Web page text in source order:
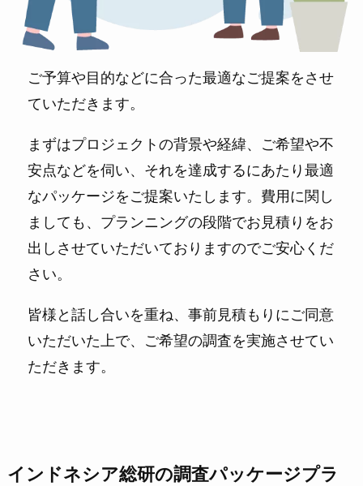
ご予算や目的などに合った最適なご提案をさせ
ていただきます。
まずはプロジェクトの背景や経緯、ご希望や不
安点などを伺い、それを達成するにあたり最適
なパッケージをご提案いたします。費用に関し
ましても、プランニングの段階でお見積りをお
出しさせていただいておりますのでご安心くだ
さい。
皆様と話し合いを重ね、事前見積もりにご同意
いただいた上で、ご希望の調査を実施させてい
ただきます。
インドネシア総研の調査パッケージプラ